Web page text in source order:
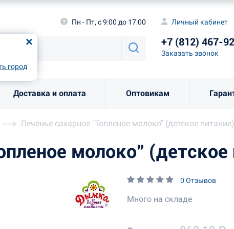
город
Пн - Пт, с 9:00 до 17:00 Личный кабинет
+7 (812) 467-
Заказать звонок
Доставка и оплата Оптовикам
Москва
Заказать
Печенье сахарное "Топленое молоко" (детское
молоко"
0 Отзывов
Много на складе